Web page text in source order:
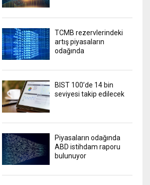
TCMB rezervlerindeki
artış piyasaların
odağında
BIST 100’de 14 bin
seviyesi takip edilecek
Piyasaların odağında
ABD istihdam raporu
bulunuyor